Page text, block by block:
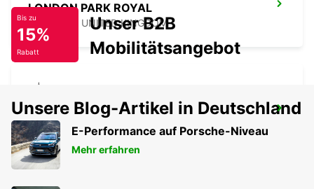
LONDON PARK ROYAL
LONDON - UNITED KINGDOM
LONDON KINGSTON UPON THAMES
KINGSTON UPON THAMES - UNITED KINGDOM
Bis zu
15%
Rabatt
Unser B2B
Mobilitätsangebot
Unsere Blog-Artikel in Deutschland
E-Performance auf Porsche-Niveau
Mehr erfahren